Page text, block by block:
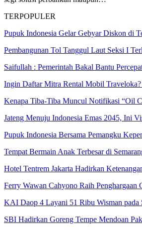
TERPOPULER
Pupuk Indonesia Gelar Gebyar Diskon di
Pembangunan Tol Tanggul Laut Seksi I
Saifullah : Pemerintah Bakal Bantu
Ingin Daftar Mitra Rental Mobil
Kenapa Tiba-Tiba Muncul Notifikasi “Oil
Jateng Menuju Indonesia Emas 2045, Ini
Pupuk Indonesia Bersama Pemangku
Tempat Bermain Anak Terbesar di
Hotel Tentrem Jakarta Hadirkan
Ferry Wawan Cahyono Raih
KAI Daop 4 Layani 51 Ribu Wisman pada
SBI Hadirkan Goreng Tempe Mendoan